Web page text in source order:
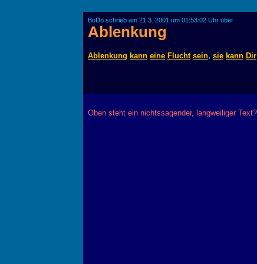
BoDo schrieb am 21.3. 2001 um 01:53:02 Uhr über
Ablenkung
Ablenkung kann eine Flucht sein, sie kann Dir
Oben steht ein nichtssagender, langweiliger